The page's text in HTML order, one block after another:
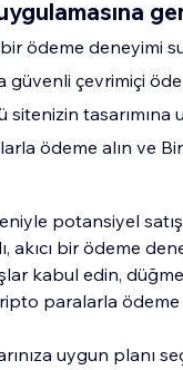
bir ödeme deneyimi
güvenli çevrimiçi
tasarımına
ödeme alın ve
potansiyel
akıcı bir ödeme
kabul edin,
paralarla ödeme
uygun planı